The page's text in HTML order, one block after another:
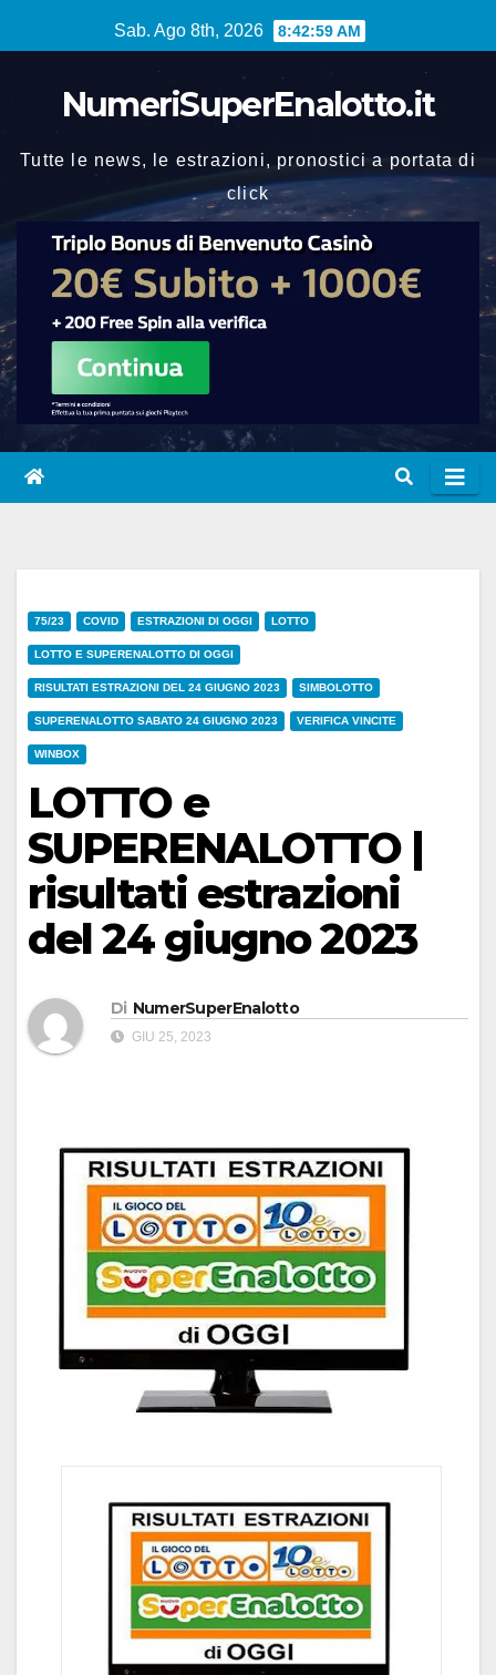
al
Sab. Ago 8th, 2026 8:43:00 AM
NumeriSuperEnalotto.it
Tutte le news, le estrazioni, pronostici a portata di
click
75/23 COVID ESTRAZIONI DI OGGI LOTTO
LOTTO E SUPERENALOTTO DI OGGI
RISULTATI ESTRAZIONI DEL 24 GIUGNO 2023 SIMBOLOTTO
SUPERENALOTTO SABATO 24 GIUGNO 2023 VERIFICA VINCITE
WINBOX
LOTTO e
SUPERENALOTTO |
risultati estrazioni
del 24 giugno 2023
Di NumerSuperEnalotto
GIU 25, 2023